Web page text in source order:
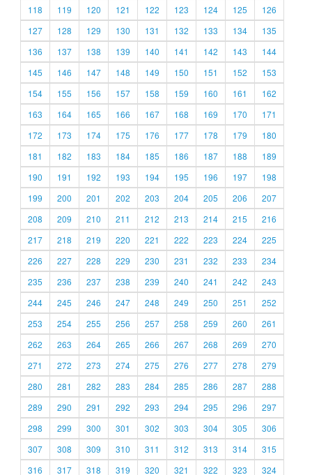
118
119 120 121 122 123 124 125
126
127
128 129 130 131 132 133 134
135
136
137 138 139 140 141 142 143
144
145
146 147 148 149 150 151 152
153
154
155 156 157 158 159 160 161
162
163
164 165 166 167 168 169 170
171
172
173 174 175 176 177 178 179
180
181
182 183 184 185 186 187 188
189
190
191 192 193 194 195 196 197
198
199
200 201 202 203 204 205 206
207
208
209 210 211 212 213 214 215
216
217
218 219 220 221 222 223 224
225
226
227 228 229 230 231 232 233
234
235
236 237 238 239 240 241 242
243
244
245 246 247 248 249 250 251
252
253
254 255 256 257 258 259 260
261
262
263 264 265 266 267 268 269
270
271
272 273 274 275 276 277 278
279
280
281 282 283 284 285 286 287
288
289
290 291 292 293 294 295 296
297
298
299 300 301 302 303 304 305
306
307
308 309 310 311 312 313 314
315
316
317 318 319 320 321 322 323 324